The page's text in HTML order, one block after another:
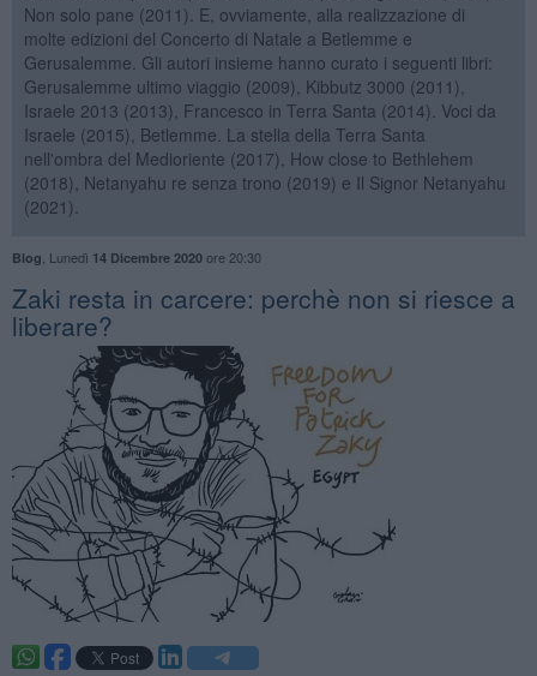
Non solo pane (2011). E, ovviamente, alla realizzazione di
molte edizioni del Concerto di Natale a Betlemme e
Gerusalemme. Gli autori insieme hanno curato i seguenti libri:
Gerusalemme ultimo viaggio (2009), Kibbutz 3000 (2011),
Israele 2013 (2013), Francesco in Terra Santa (2014). Voci da
Israele (2015), Betlemme. La stella della Terra Santa
nell'ombra del Medioriente (2017), How close to Bethlehem
(2018), Netanyahu re senza trono (2019) e Il Signor Netanyahu
(2021).
Blog Lunedì 14 Dicembre 2020ore 20:30
Zaki resta in carcere: perchè non si riesce a
liberare?